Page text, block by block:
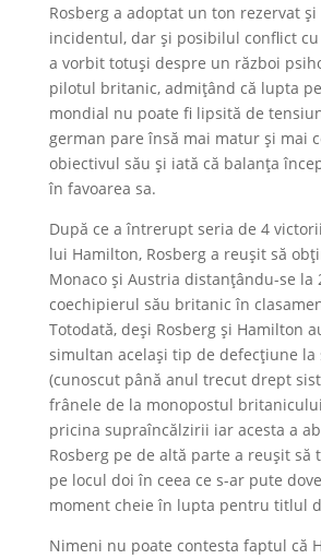
Rosberg a adoptat un ton rezervat
incidentul, dar și posibilul conflict cu
a vorbit totuși despre un război
pilotul britanic, admițând că lupta
mondial nu poate fi lipsită de
german pare însă mai matur și mai
obiectivul său și iată că balanța
în favoarea sa.
După ce a întrerupt seria de 4
lui Hamilton, Rosberg a reușit să
Monaco și Austria distanțându-se la
coechipierul său britanic în
Totodată, deși Rosberg și Hamilton
simultan același tip de defecțiune la
(cunoscut până anul trecut drept
frânele de la monopostul
pricina supraîncălzirii iar acesta a
Rosberg pe de altă parte a reușit să
pe locul doi în ceea ce s-ar pute
moment cheie în lupta pentru titlul
Nimeni nu poate contesta faptul că